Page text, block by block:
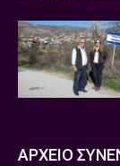
ΑΡΧΕΙΟ